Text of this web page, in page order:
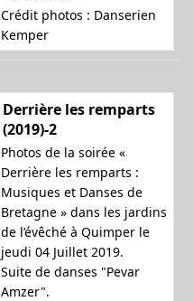
Crédit photos : Danserien
Kemper
Derrière les remparts
(2019)-2
Photos de la soirée «
Derrière les remparts :
Musiques et Danses de
Bretagne » dans les jardins
de l’évêché à Quimper le
jeudi 04 Juillet 2019.
Suite de danses "Pevar
Amzer".